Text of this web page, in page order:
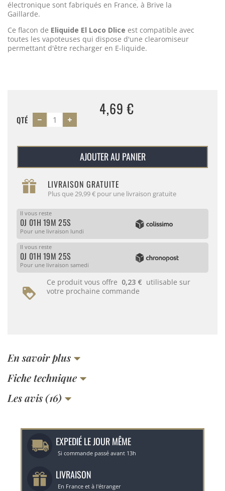
électronique sont fabriqués en France, à Brive la
Gaillarde.
Ce flacon de Eliquide El Loco Dlice est compatible avec
toutes les vapoteuses qui dispose d'une clearomiseur
permettant d'être recharger en E-liquide.
QTÉ
4,69 €
AJOUTER AU PANIER
LIVRAISON GRATUITE
Plus que 29,99 € pour une livraison gratuite
Il vous reste
0J 01H 19M 25S
Pour une livraison lundi
Il vous reste
0J 01H 19M 25S
Pour une livraison samedi
Ce produit vous offre 0,23 € utilisable sur
votre prochaine commande
En savoir plus
Fiche technique
Les avis (16)
EXPEDIÉ LE JOUR MÊME
Si commande passé avant 13h
LIVRAISON
En France et à l'étranger